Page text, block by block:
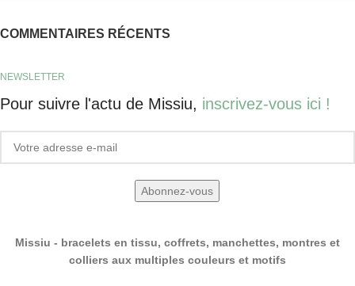
COMMENTAIRES RÉCENTS
NEWSLETTER
Pour suivre l'actu de Missiu, inscrivez-vous ici !
Missiu - bracelets en tissu, coffrets, manchettes, montres et
colliers aux multiples couleurs et motifs